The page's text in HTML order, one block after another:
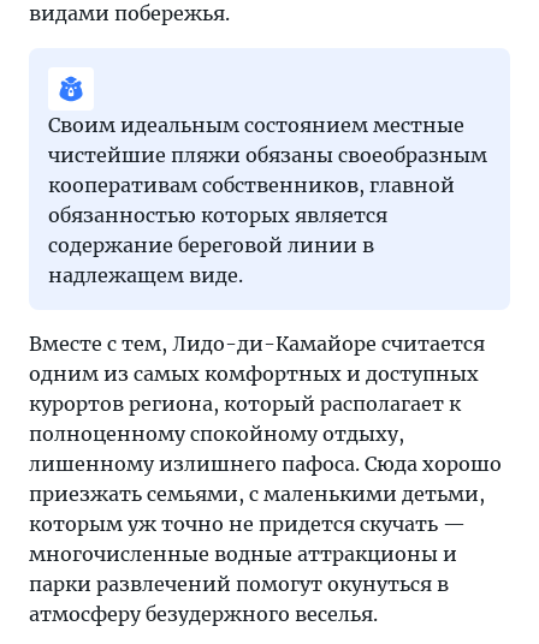
видами побережья.
Своим идеальным состоянием местные
чистейшие пляжи обязаны своеобразным
кооперативам собственников, главной
обязанностью которых является
содержание береговой линии в
надлежащем виде.
Вместе с тем, Лидо-ди-Камайоре считается
одним из самых комфортных и доступных
курортов региона, который располагает к
полноценному спокойному отдыху,
лишенному излишнего пафоса. Сюда хорошо
приезжать семьями, с маленькими детьми,
которым уж точно не придется скучать —
многочисленные водные аттракционы и
парки развлечений помогут окунуться в
атмосферу безудержного веселья.